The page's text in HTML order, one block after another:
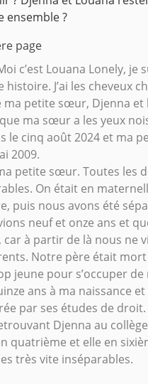
ensemble ?
page
c’est Louana Lonely, je
histoire. J’ai les cheveux
ma petite sœur, Djenna et
ma sœur a les yeux
le cinq août 2024 et ma
2009.
petite sœur. Toutes les
On était en
puis nous avons été
neuf et onze ans et
car à partir de là nous ne
Notre père était
jeune pour s’occuper de
ans à ma naissance
par ses études de droit.
Djenna au
quatrième et elle en
très vite inséparables.